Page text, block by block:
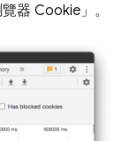
器 Cookie」 。